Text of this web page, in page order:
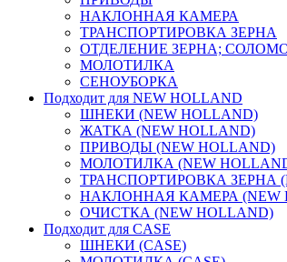
НАКЛОННАЯ КАМЕРА
ТРАНСПОРТИРОВКА ЗЕРНА
ОТДЕЛЕНИЕ ЗЕРНА;
МОЛОТИЛКА
СЕНОУБОРКА
Подходит для NEW HOLLAND
ШНЕКИ (NEW HOLLAND)
ЖАТКА (NEW HOLLAND)
ПРИВОДЫ (NEW HOLLAND)
МОЛОТИЛКА (NEW
ТРАНСПОРТИРОВКА ЗЕРНА
НАКЛОННАЯ КАМЕРА (NEW
ОЧИСТКА (NEW HOLLAND)
Подходит для CASE
ШНЕКИ (CASE)